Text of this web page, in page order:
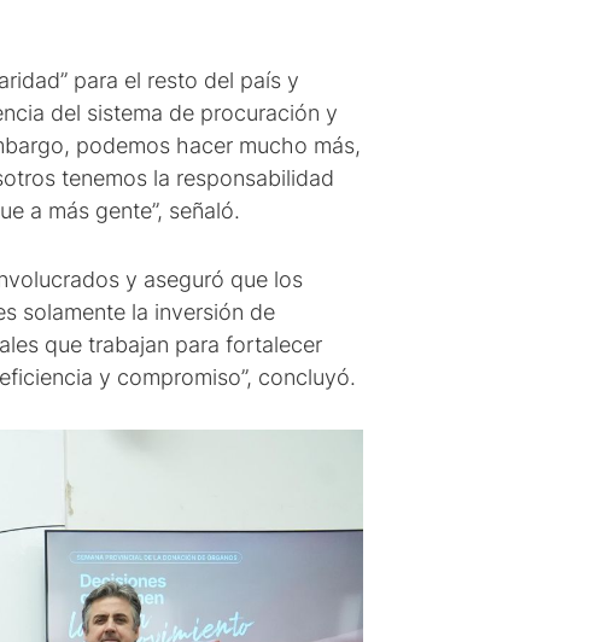
para el resto del país y
del sistema de procuración y
podemos hacer mucho más,
tenemos la responsabilidad
a más gente”, señaló.
y aseguró que los
solamente la inversión de
que trabajan para fortalecer
y compromiso”, concluyó.